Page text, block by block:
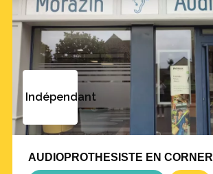
Indépendant
AUDIOPROTHESISTE EN CORNER